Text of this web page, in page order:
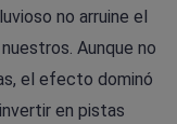
no arruine el
Aunque no
el efecto dominó
en pistas